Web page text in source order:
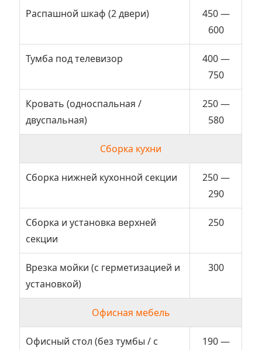
Распашной шкаф (2 двери)
450 —
600
Тумба под телевизор
400 —
750
Кровать (односпальная /
двуспальная)
250 —
580
Сборка кухни
Сборка нижней кухонной секции
250 —
290
Сборка и установка верхней
секции
250
Врезка мойки (с герметизацией и
установкой)
300
Офисная мебель
Офисный стол (без тумбы / с
190 —